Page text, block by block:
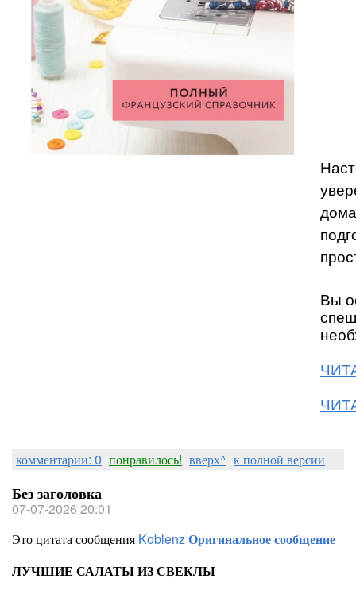
Вы
комментарии: 0 понравилось! вверх^ к полной версии
Без заголовка
07-07-2026 20:01
Это цитата сообщения KoblenzОригинальное сообщение
ЛУЧШИЕ САЛАТЫ ИЗ СВЕКЛЫ